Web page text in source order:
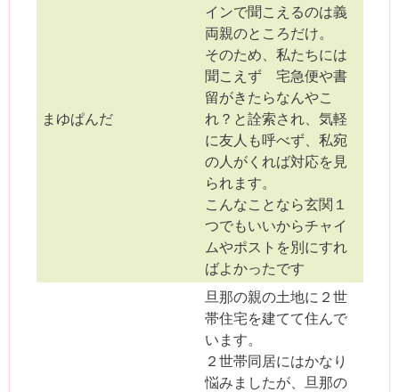
まゆぱんだ
インで聞こえるのは義
両親のところだけ。
そのため、私たちには
聞こえず 宅急便や書
留がきたらなんやこ
れ？と詮索され、気軽
に友人も呼べず、私宛
の人がくれば対応を見
られます。
こんなことなら玄関１
つでもいいからチャイ
ムやポストを別にすれ
ばよかったです
旦那の親の土地に２世
帯住宅を建てて住んで
います。
２世帯同居にはかなり
悩みましたが、旦那の